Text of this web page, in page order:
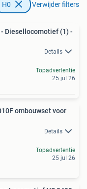
H0 Verwijder filters
- Diesellocomotief (1) -
Details
Topadvertentie
25 jul 26
ombouwset voor
Details
Topadvertentie
25 jul 26